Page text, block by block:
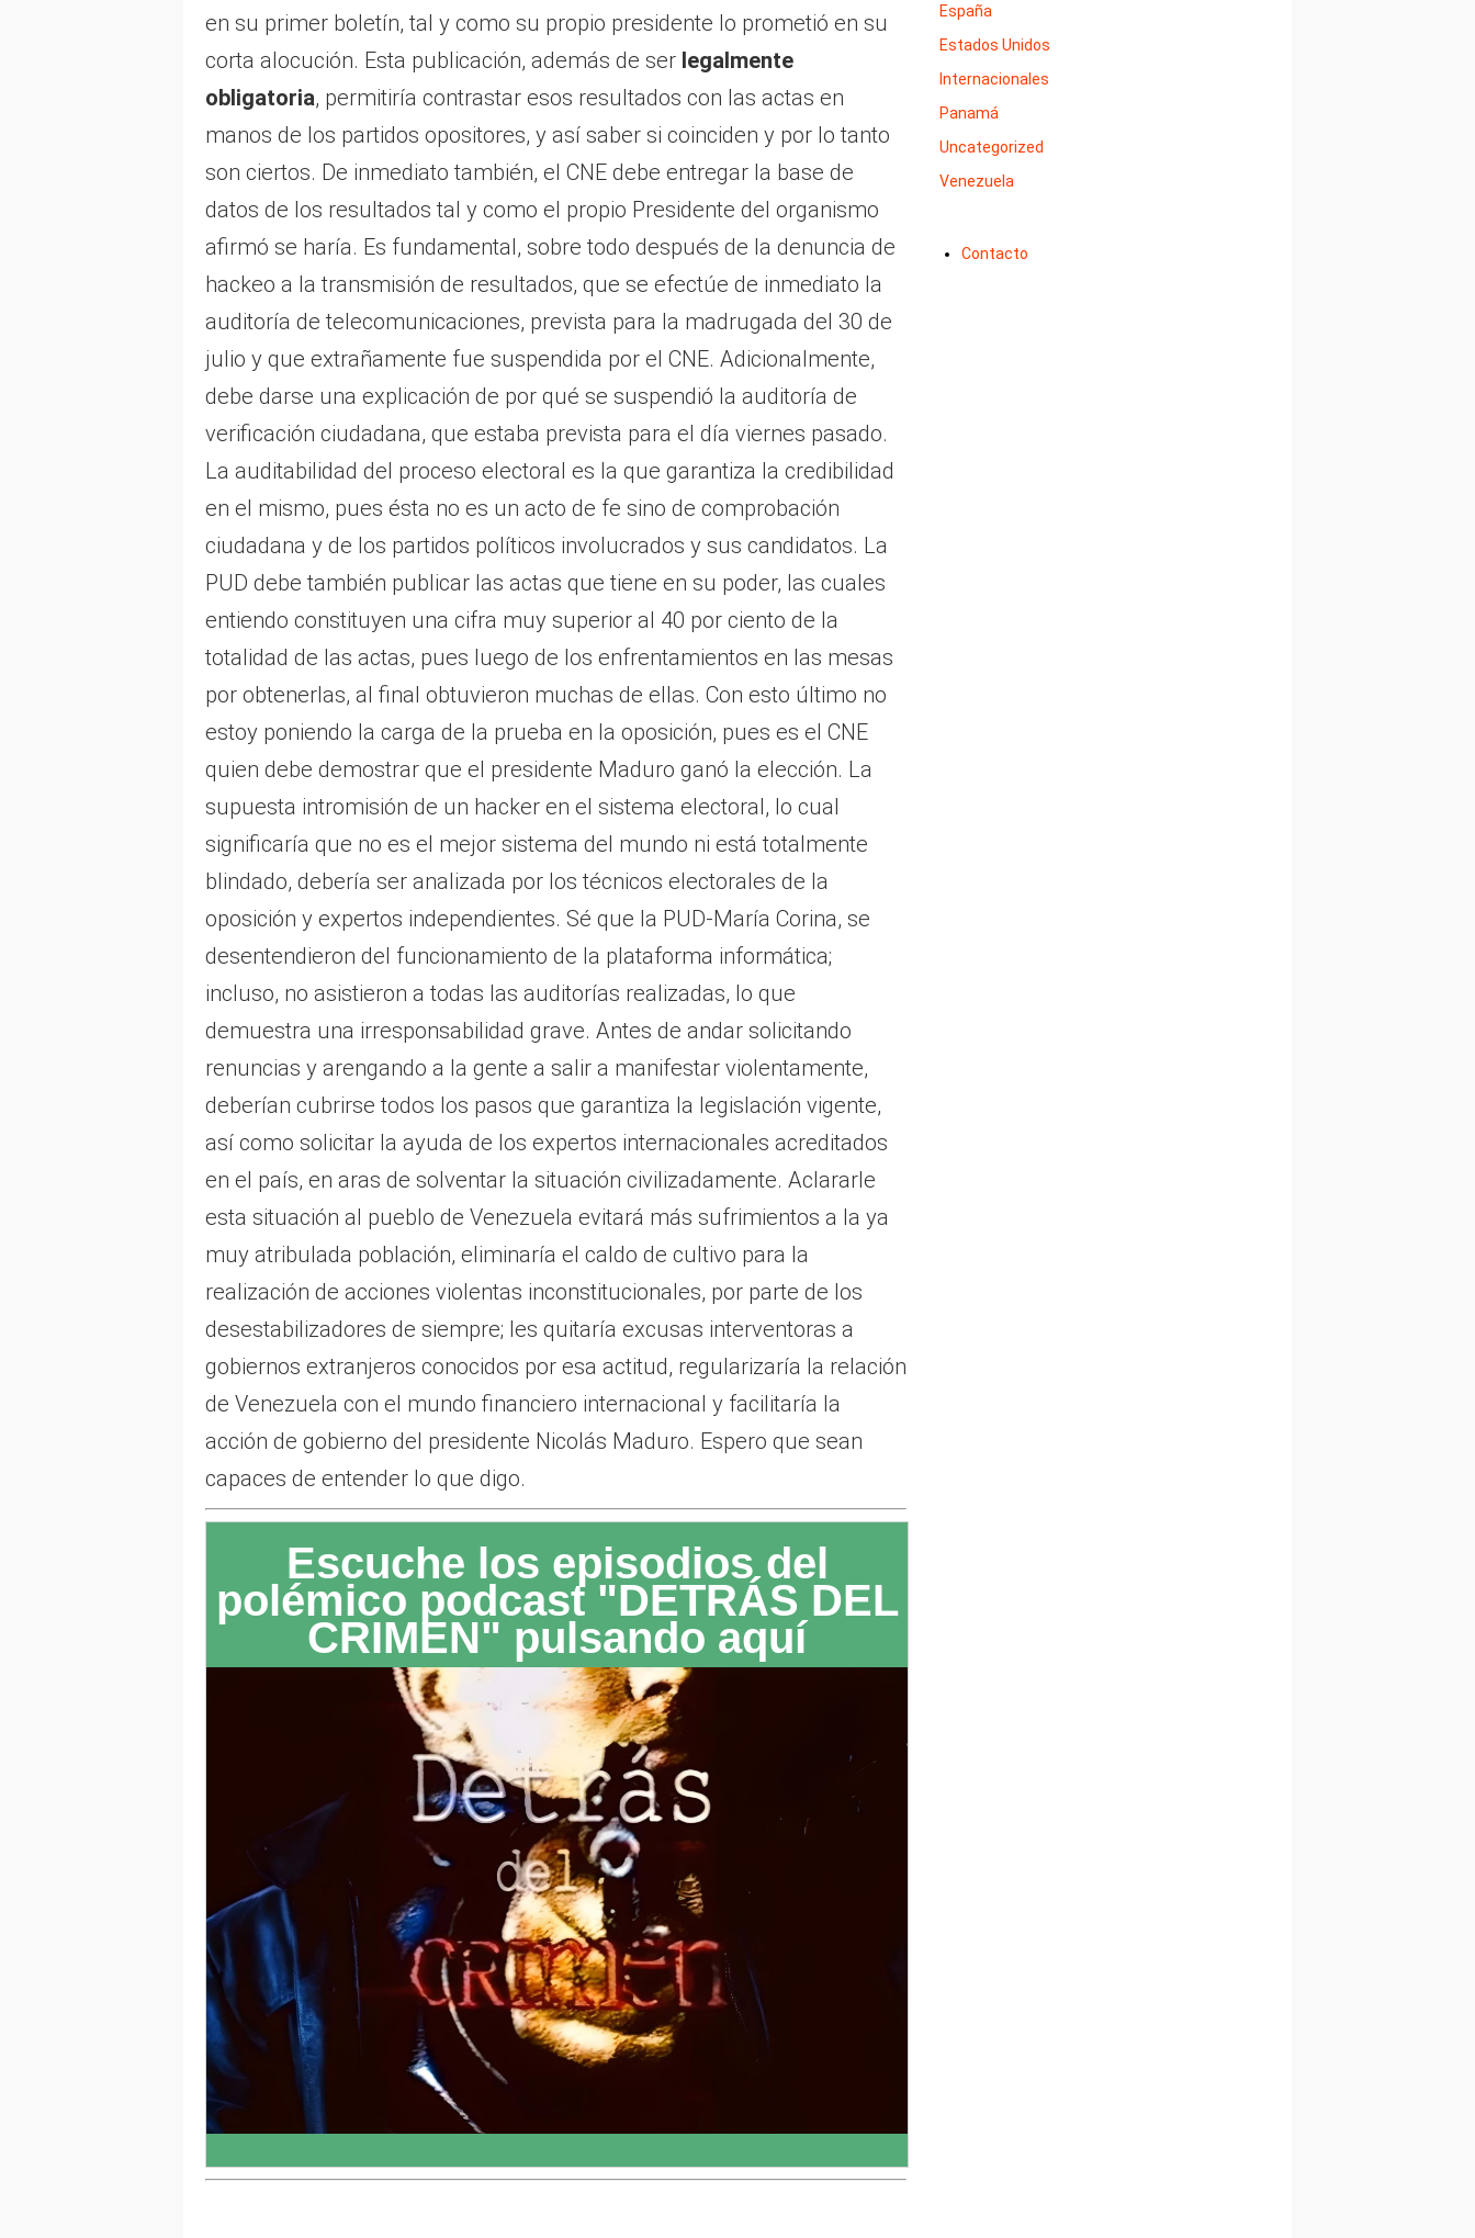
en su primer boletín, tal y como su propio presidente lo prometió en su
corta alocución. Esta publicación, además de ser legalmente
obligatoria, permitiría contrastar esos resultados con las actas en
manos de los partidos opositores, y así saber si coinciden y por lo tanto
son ciertos. De inmediato también, el CNE debe entregar la base de
datos de los resultados tal y como el propio Presidente del organismo
afirmó se haría. Es fundamental, sobre todo después de la denuncia de
hackeo a la transmisión de resultados, que se efectúe de inmediato la
auditoría de telecomunicaciones, prevista para la madrugada del 30 de
julio y que extrañamente fue suspendida por el CNE. Adicionalmente,
debe darse una explicación de por qué se suspendió la auditoría de
verificación ciudadana, que estaba prevista para el día viernes pasado.
La auditabilidad del proceso electoral es la que garantiza la credibilidad
en el mismo, pues ésta no es un acto de fe sino de comprobación
ciudadana y de los partidos políticos involucrados y sus candidatos. La
PUD debe también publicar las actas que tiene en su poder, las cuales
entiendo constituyen una cifra muy superior al 40 por ciento de la
totalidad de las actas, pues luego de los enfrentamientos en las mesas
por obtenerlas, al final obtuvieron muchas de ellas. Con esto último no
estoy poniendo la carga de la prueba en la oposición, pues es el CNE
quien debe demostrar que el presidente Maduro ganó la elección. La
supuesta intromisión de un hacker en el sistema electoral, lo cual
significaría que no es el mejor sistema del mundo ni está totalmente
blindado, debería ser analizada por los técnicos electorales de la
oposición y expertos independientes. Sé que la PUD-María Corina, se
desentendieron del funcionamiento de la plataforma informática;
incluso, no asistieron a todas las auditorías realizadas, lo que
demuestra una irresponsabilidad grave. Antes de andar solicitando
renuncias y arengando a la gente a salir a manifestar violentamente,
deberían cubrirse todos los pasos que garantiza la legislación vigente,
así como solicitar la ayuda de los expertos internacionales acreditados
en el país, en aras de solventar la situación civilizadamente. Aclararle
esta situación al pueblo de Venezuela evitará más sufrimientos a la ya
muy atribulada población, eliminaría el caldo de cultivo para la
realización de acciones violentas inconstitucionales, por parte de los
desestabilizadores de siempre; les quitaría excusas interventoras a
gobiernos extranjeros conocidos por esa actitud, regularizaría la relación
de Venezuela con el mundo financiero internacional y facilitaría la
acción de gobierno del presidente Nicolás Maduro. Espero que sean
capaces de entender lo que digo.
Escuche los episodios del
polémico podcast "DETRÁS DEL
CRIMEN" pulsando aquí
España
Estados Unidos
Internacionales
Panamá
Uncategorized
Venezuela
Contacto